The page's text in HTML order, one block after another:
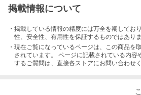
掲載情報について
・掲載している情報の精度には万全を期してお
性、安全性、有用性を保証するものではありま
・現在ご覧になっているページは、この商品を
されています。 ページに記載されている内容
するご質問は、直接各ストアにお問い合わせく